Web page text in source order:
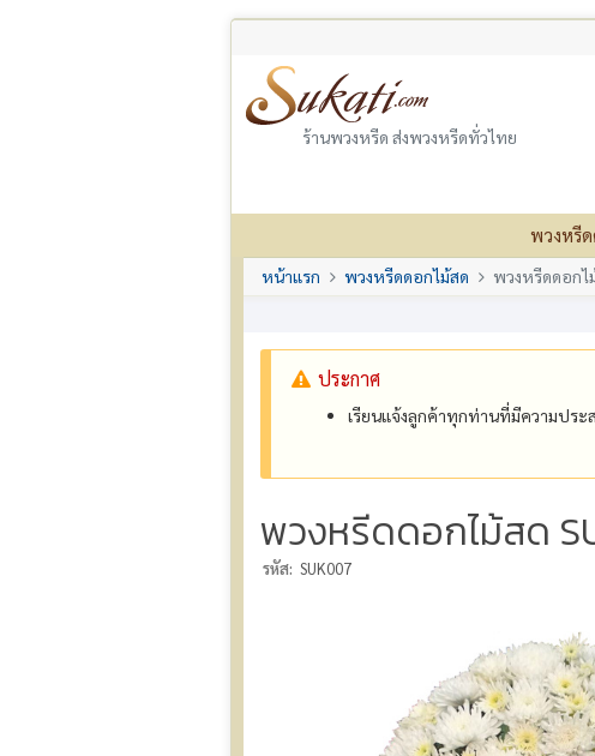
ร้านพวงหรีด ส่งพวงหรีดทั่วไทย
พวงหรี
หน้าแรก พวงหรีดดอกไม้สด พวงหรีดดอกไ
ประกาศ
เรียนแจ้งลูกค้าทุกท่านที่มีความประ
พวงหรีดดอกไม้สด
รหัส: SUK007